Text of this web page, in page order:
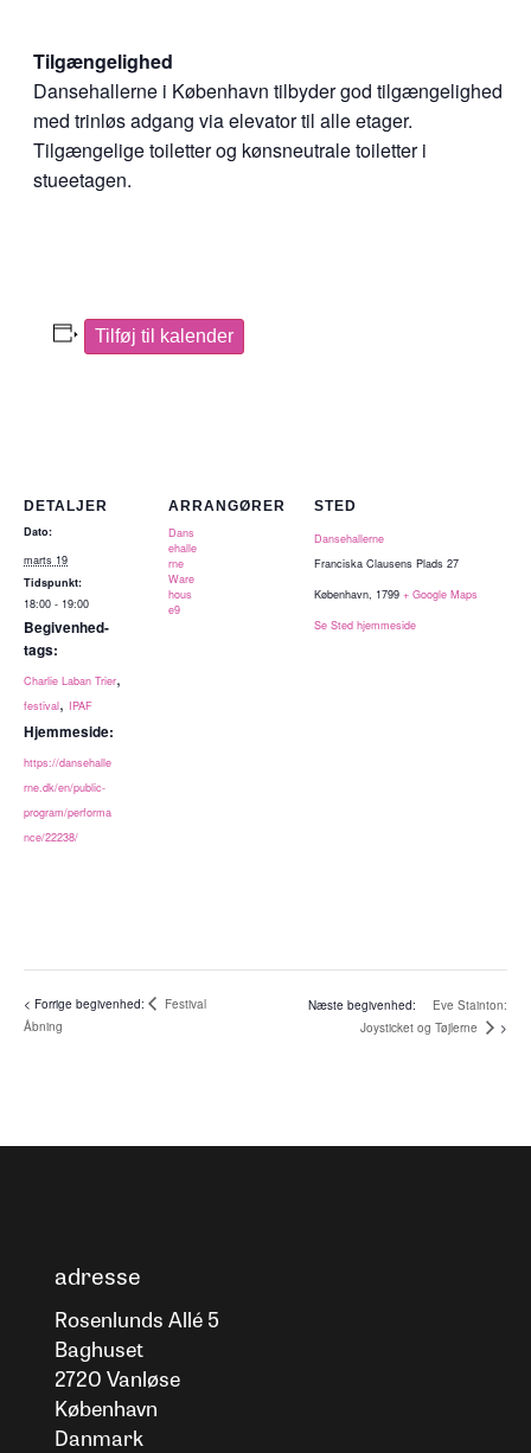
Tilgængelighed
Dansehallerne i København tilbyder god tilgængelighed
med trinløs adgang via elevator til alle etager.
Tilgængelige toiletter og kønsneutrale toiletter i
stueetagen.
Tilføj til kalender
DETALJER
Dato:
marts 19
Tidspunkt:
18:00 - 19:00
Begivenhed-
tags:
Charlie Laban Trier,
festival, IPAF
Hjemmeside:
https://dansehalle
rne.dk/en/public-
program/performa
nce/22238/
ARRANGØRER
Dans
ehalle
rne
Ware
hous
e9
STED
Dansehallerne
Franciska Clausens Plads 27
København, 1799 + Google Maps
Se Sted hjemmeside
Festival
Åbning
Eve Stainton:
Joysticket og Tøjlerne
adresse
Rosenlunds Allé 5
Baghuset
2720 Vanløse
København
Danmark